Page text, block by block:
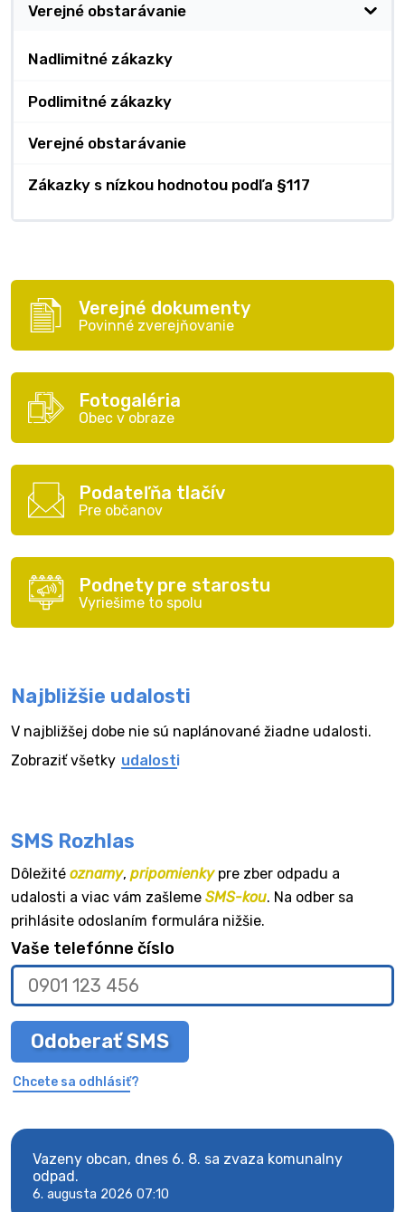
Verejné obstarávanie
Nadlimitné zákazky
Podlimitné zákazky
Verejné obstarávanie
Zákazky s nízkou hodnotou podľa §117
Verejné dokumenty
Povinné zverejňovanie
Fotogaléria
Obec v obraze
Podateľňa tlačív
Pre občanov
Podnety pre starostu
Vyriešime to spolu
Najbližšie udalosti
V najbližšej dobe nie sú naplánované žiadne udalosti.
Zobraziť všetky udalosti
SMS Rozhlas
Dôležité oznamy, pripomienkypre zber odpadu a
udalosti a viac vám zašleme SMS-kou. Na odber sa
prihlásite odoslaním formulára nižšie.
Vaše telefónne číslo
Odoberať SMS
Chcete sa odhlásiť?
Vazeny obcan, dnes 6. 8. sa zvaza komunalny
odpad.
6. augusta 2026 07:10